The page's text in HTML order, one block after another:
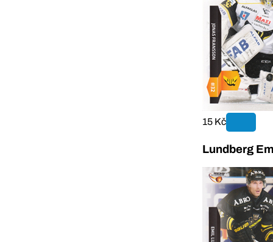
15 Kč
Lundberg